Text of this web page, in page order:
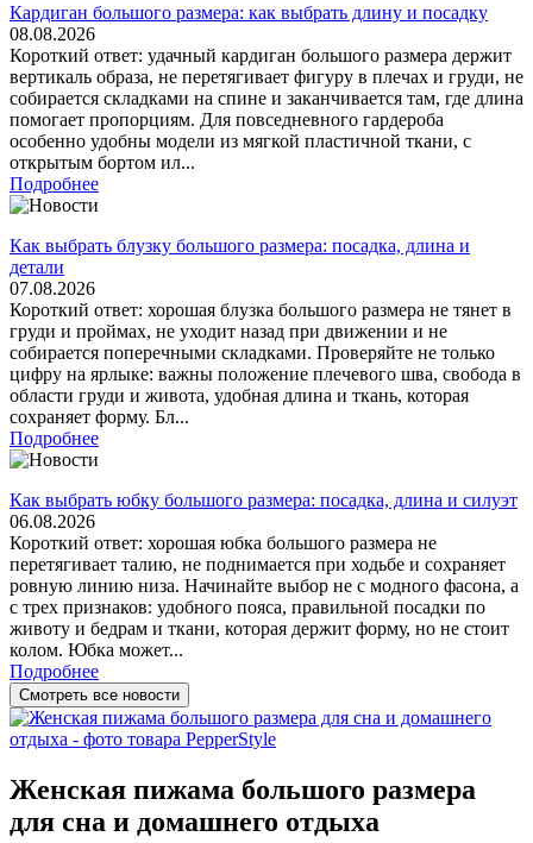
Кардиган большого размера: как выбрать длину и посадку
08.08.2026
Короткий ответ: удачный кардиган большого размера держит
вертикаль образа, не перетягивает фигуру в плечах и груди, не
собирается складками на спине и заканчивается там, где длина
помогает пропорциям. Для повседневного гардероба
особенно удобны модели из мягкой пластичной ткани, с
открытым бортом ил...
Подробнее
Как выбрать блузку большого размера: посадка, длина и
детали
07.08.2026
Короткий ответ: хорошая блузка большого размера не тянет в
груди и проймах, не уходит назад при движении и не
собирается поперечными складками. Проверяйте не только
цифру на ярлыке: важны положение плечевого шва, свобода в
области груди и живота, удобная длина и ткань, которая
сохраняет форму. Бл...
Подробнее
Как выбрать юбку большого размера: посадка, длина и силуэт
06.08.2026
Короткий ответ: хорошая юбка большого размера не
перетягивает талию, не поднимается при ходьбе и сохраняет
ровную линию низа. Начинайте выбор не с модного фасона, а
с трех признаков: удобного пояса, правильной посадки по
животу и бедрам и ткани, которая держит форму, но не стоит
колом. Юбка может...
Подробнее
Смотреть все новости
Женская пижама большого размера
для сна и домашнего отдыха